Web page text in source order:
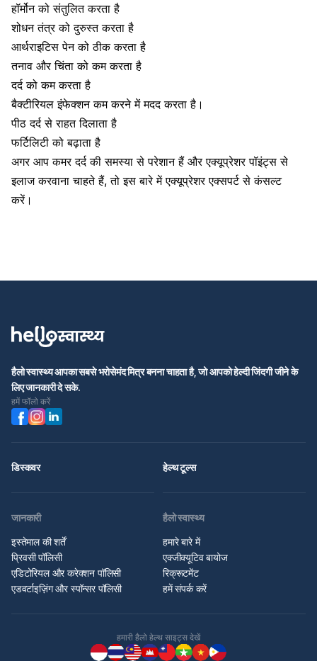
हॉर्मोनको संतुलित करता है
शोधन तंत्र को दुरुस्त करता है
आर्थराइटिस पेन को ठीक करता है
तनाव और चिंता को कम करता है
दर्द को कम करता है
बैक्टीरियल इंफेक्शन कम करने में मदद करता है।
पीठ दर्द से राहत दिलाता है
फर्टिलिटी को बढ़ाता है
अगर आप कमर दर्द की समस्या से परेशान हैं और एक्यूप्रेशर पॉइंट्स से
इलाज करवाना चाहते हैं, तो इस बारे में एक्यूप्रेशर एक्सपर्ट से कंसल्ट
करें।
हैलो स्वास्थ्य आपका सबसे भरोसेमंद मित्र बनना चाहता है, जो आपको हेल्दी जिंदगी जीने के
लिए जानकारी दे सके.
हमें फॉलो करें
डिस्कवर हेल्थ टूल्स
जानकारी
इस्तेमाल की शर्तें
प्रिवसी पॉलिसी
एडिटोरियल और करेक्शन पॉलिसी
एडवर्टाइज़िंग और स्पॉन्सर पॉलिसी
हैलो स्वास्थ्य
हमारे बारे में
एक्जीक्यूटिव बायोज
रिक्रूटमेंट
हमें संपर्क करें
हमारी हैलो हेल्थ साइट्स देखें